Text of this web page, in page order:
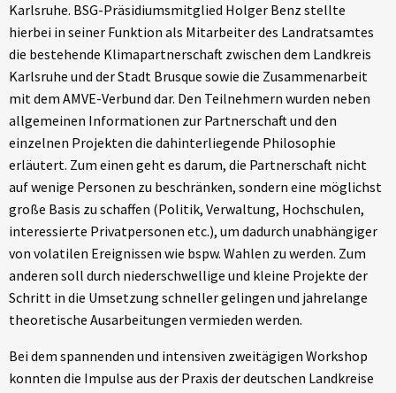
Karlsruhe. BSG-Präsidiumsmitglied Holger Benz stellte
hierbei in seiner Funktion als Mitarbeiter des Landratsamtes
die bestehende Klimapartnerschaft zwischen dem Landkreis
Karlsruhe und der Stadt Brusque sowie die Zusammenarbeit
mit dem AMVE-Verbund dar. Den Teilnehmern wurden neben
allgemeinen Informationen zur Partnerschaft und den
einzelnen Projekten die dahinterliegende Philosophie
erläutert. Zum einen geht es darum, die Partnerschaft nicht
auf wenige Personen zu beschränken, sondern eine möglichst
große Basis zu schaffen (Politik, Verwaltung, Hochschulen,
interessierte Privatpersonen etc.), um dadurch unabhängiger
von volatilen Ereignissen wie bspw. Wahlen zu werden. Zum
anderen soll durch niederschwellige und kleine Projekte der
Schritt in die Umsetzung schneller gelingen und jahrelange
theoretische Ausarbeitungen vermieden werden.
Bei dem spannenden und intensiven zweitägigen Workshop
konnten die Impulse aus der Praxis der deutschen Landkreise